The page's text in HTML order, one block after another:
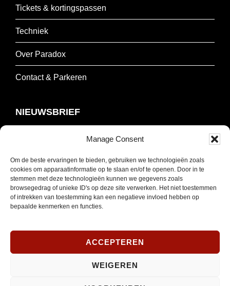
Manage Consent
Om de beste ervaringen te bieden, gebruiken we technologieën zoals
cookies om apparaatinformatie op te slaan en/of te openen. Door in te
stemmen met deze technologieën kunnen we gegevens zoals
browsegedrag of unieke ID's op deze site verwerken. Het niet toestemmen
of intrekken van toestemming kan een negatieve invloed hebben op
bepaalde kenmerken en functies.
ACCEPTEREN
WEIGEREN
Tickets & kortingspassen
Techniek
Over Paradox
Contact & Parkeren
NIEUWSBRIEF
Schrijf je in om onze nieuwsbrief te ontvangen.
E-
mailadres
*
Verplicht
INSCHRIJVEN
SOCIAL MEDIA